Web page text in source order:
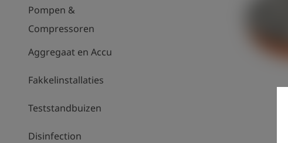
Pompen &
Compressoren
Aggregaat en Accu
Fakkelinstallaties
Teststandbuizen
Disinfection